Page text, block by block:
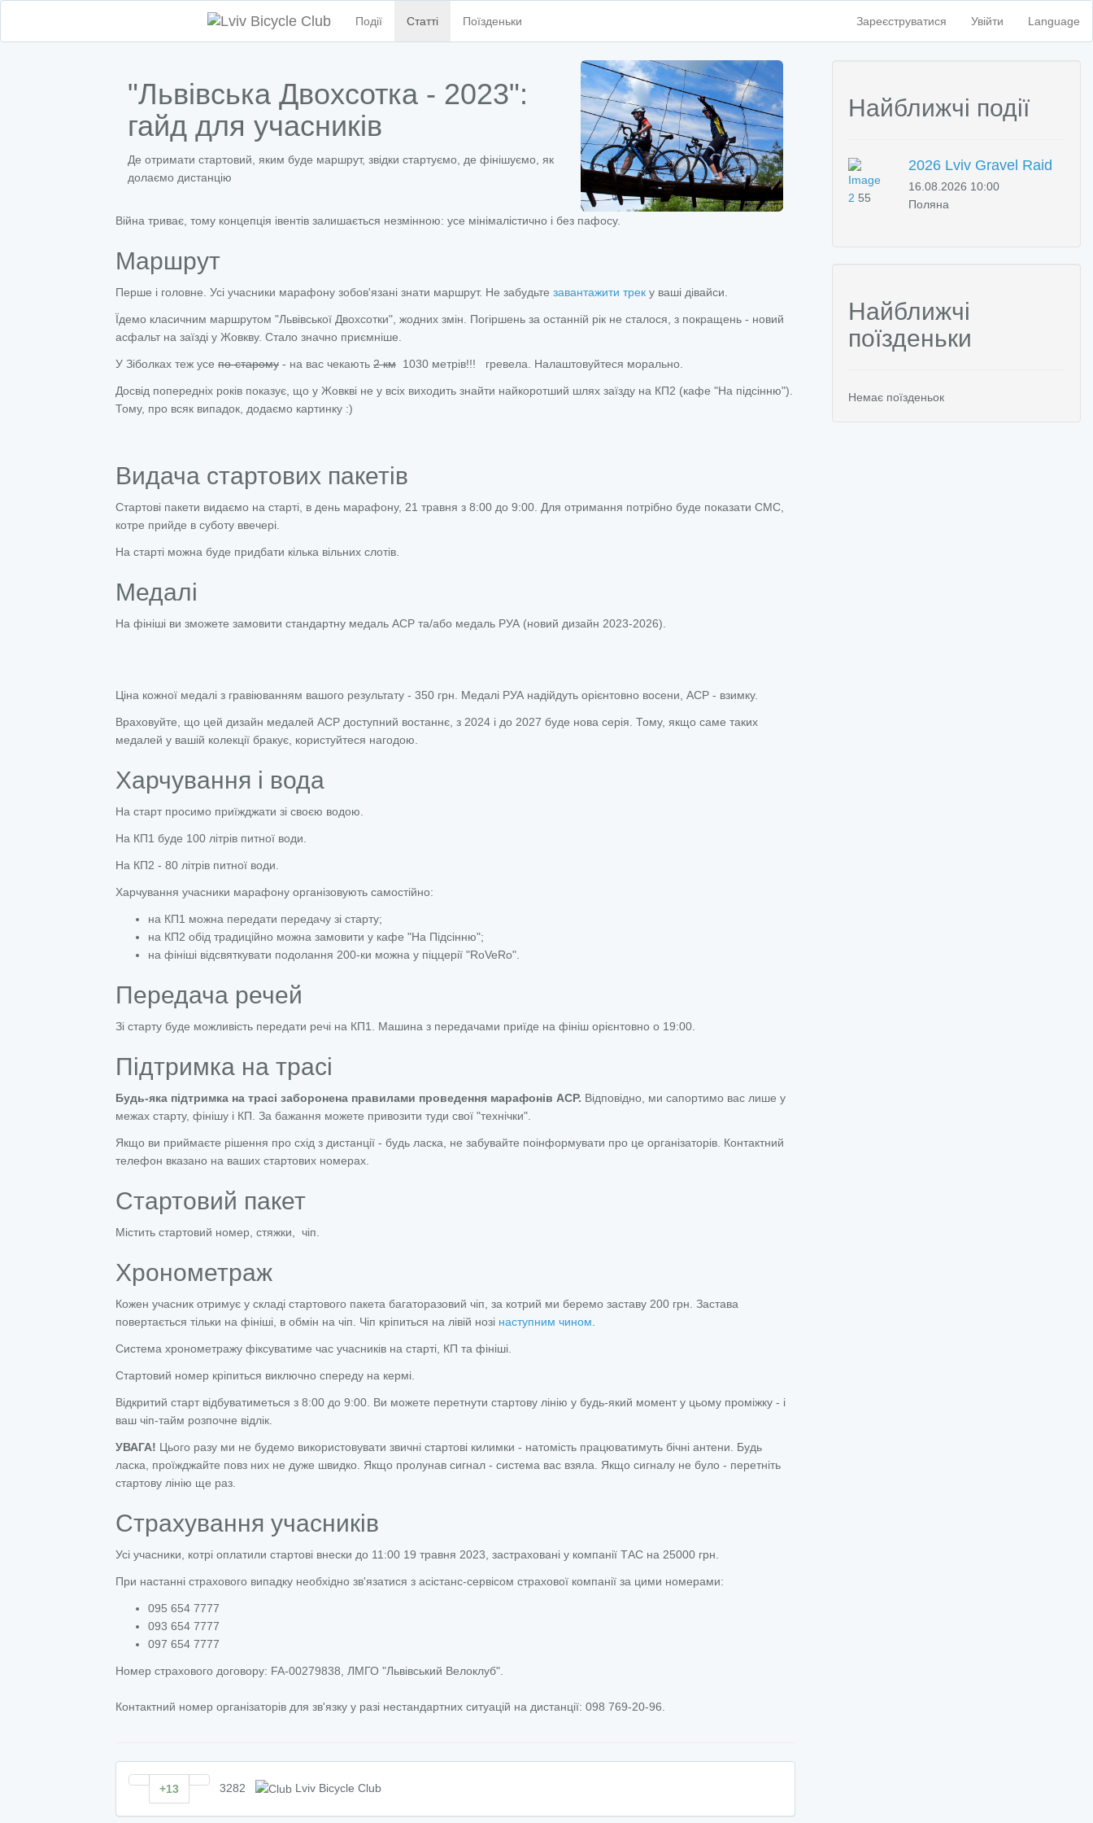
Події Статті Поїзденьки Language
Зареєструватися Увійти
"Львівська Двохсотка - 2023":
гайд для учасників
Де отримати стартовий, яким буде маршрут, звідки стартуємо, де фінішуємо, як
долаємо дистанцію
Війна триває, тому концепція івентів залишається незмінною: усе мінімалістично і без пафосу.
Маршрут
Перше і головне. Усі учасники марафону зобов'язані знати маршрут. Не забудьте завантажити трек у ваші дівайси.
Їдемо класичним маршрутом "Львівської Двохсотки", жодних змін. Погіршень за останній рік не сталося, з покращень - новий
асфальт на заїзді у Жовкву. Стало значно приємніше.
У Зіболках теж усе по-старому - на вас чекають 2 км 1030 метрів!!! гревела. Налаштовуйтеся морально.
Досвід попередніх років показує, що у Жовкві не у всіх виходить знайти найкоротший шлях заїзду на КП2 (кафе "На підсінню").
Тому, про всяк випадок, додаємо картинку :)
Видача стартових пакетів
Стартові пакети видаємо на старті, в день марафону, 21 травня з 8:00 до 9:00. Для отримання потрібно буде показати СМС,
котре прийде в суботу ввечері.
На старті можна буде придбати кілька вільних слотів.
Медалі
На фініші ви зможете замовити стандартну медаль АСР та/або медаль РУА (новий дизайн 2023-2026).
Ціна кожної медалі з гравіюванням вашого результату - 350 грн. Медалі РУА надійдуть орієнтовно восени, АСР - взимку.
Враховуйте, що цей дизайн медалей АСР доступний востаннє, з 2024 і до 2027 буде нова серія. Тому, якщо саме таких
медалей у вашій колекції бракує, користуйтеся нагодою.
Харчування і вода
На старт просимо приїжджати зі своєю водою.
На КП1 буде 100 літрів питної води.
На КП2 - 80 літрів питної води.
Харчування учасники марафону організовують самостійно:
на КП1 можна передати передачу зі старту;
на КП2 обід традиційно можна замовити у кафе "На Підсінню";
на фініші відсвяткувати подолання 200-ки можна у піццерії "RoVeRo".
Передача речей
Зі старту буде можливість передати речі на КП1. Машина з передачами приїде на фініш орієнтовно о 19:00.
Підтримка на трасі
Будь-яка підтримка на трасі заборонена правилами проведення марафонів АСР. Відповідно, ми сапортимо вас лише у
межах старту, фінішу і КП. За бажання можете привозити туди свої "технічки".
Якщо ви приймаєте рішення про схід з дистанції - будь ласка, не забувайте поінформувати про це організаторів. Контактний
телефон вказано на ваших стартових номерах.
Стартовий пакет
Містить стартовий номер, стяжки, чіп.
Хронометраж
Кожен учасник отримує у складі стартового пакета багаторазовий чіп, за котрий ми беремо заставу 200 грн. Застава
повертається тільки на фініші, в обмін на чіп. Чіп кріпиться на лівій нозі наступним чином.
Система хронометражу фіксуватиме час учасників на старті, КП та фініші.
Стартовий номер кріпиться виключно спереду на кермі.
Відкритий старт відбуватиметься з 8:00 до 9:00. Ви можете перетнути стартову лінію у будь-який момент у цьому проміжку - і
ваш чіп-тайм розпочне відлік.
УВАГА! Цього разу ми не будемо використовувати звичні стартові килимки - натомість працюватимуть бічні антени. Будь
ласка, проїжджайте повз них не дуже швидко. Якщо пролунав сигнал - система вас взяла. Якщо сигналу не було - перетніть
стартову лінію ще раз.
Страхування учасників
Усі учасники, котрі оплатили стартові внески до 11:00 19 травня 2023, застраховані у компанії ТАС на 25000 грн.
При настанні страхового випадку необхідно зв'язатися з асістанс-сервісом страхової компанії за цими номерами:
095 654 7777
093 654 7777
097 654 7777
Номер страхового договору: FA-00279838, ЛМГО "Львівський Велоклуб".
Контактний номер організаторів для зв'язку у разі нестандартних ситуацій на дистанції: 098 769-20-96.
+13 3282 Lviv Bicycle Club
Найближчі події
2 55
2026 Lviv Gravel Raid
16.08.2026 10:00
Поляна
Найближчі
поїзденьки
Немає поїзденьок